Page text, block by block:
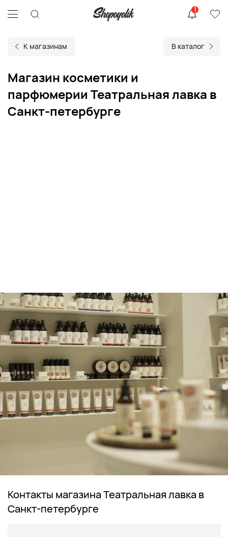
1
К магазинам В каталог
Магазин косметики и
парфюмерии Театральная лавка в
Санкт-петербурге
Контакты магазина Театральная лавка в
Санкт-петербурге